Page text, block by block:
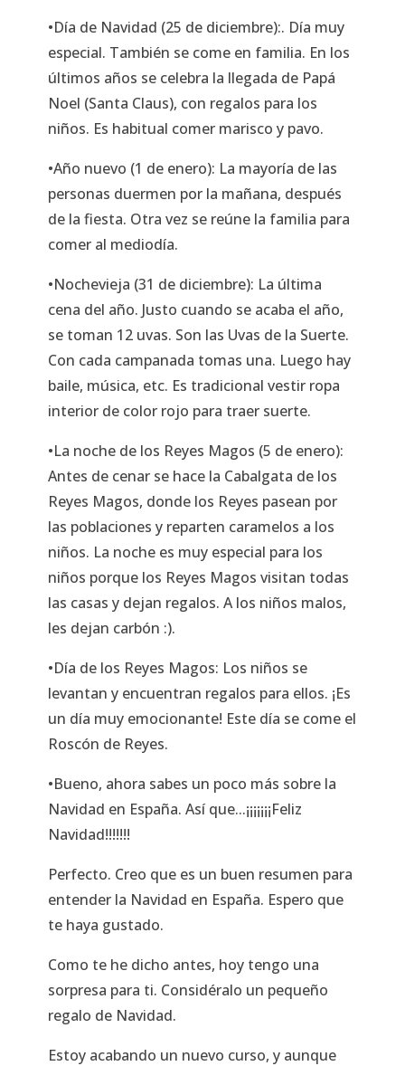
•Día de Navidad (25 de diciembre):. Día muy
especial. También se come en familia. En los
últimos años se celebra la llegada de Papá
Noel (Santa Claus), con regalos para los
niños. Es habitual comer marisco y pavo.
•Año nuevo (1 de enero): La mayoría de las
personas duermen por la mañana, después
de la fiesta. Otra vez se reúne la familia para
comer al mediodía.
•Nochevieja (31 de diciembre): La última
cena del año. Justo cuando se acaba el año,
se toman 12 uvas. Son las Uvas de la Suerte.
Con cada campanada tomas una. Luego hay
baile, música, etc. Es tradicional vestir ropa
interior de color rojo para traer suerte.
•La noche de los Reyes Magos (5 de enero):
Antes de cenar se hace la Cabalgata de los
Reyes Magos, donde los Reyes pasean por
las poblaciones y reparten caramelos a los
niños. La noche es muy especial para los
niños porque los Reyes Magos visitan todas
las casas y dejan regalos. A los niños malos,
les dejan carbón :).
•Día de los Reyes Magos: Los niños se
levantan y encuentran regalos para ellos. ¡Es
un día muy emocionante! Este día se come el
Roscón de Reyes.
•Bueno, ahora sabes un poco más sobre la
Navidad en España. Así que...¡¡¡¡¡¡¡Feliz
Navidad!!!!!!!
Perfecto. Creo que es un buen resumen para
entender la Navidad en España. Espero que
te haya gustado.
Como te he dicho antes, hoy tengo una
sorpresa para ti. Considéralo un pequeño
regalo de Navidad.
Estoy acabando un nuevo curso, y aunque